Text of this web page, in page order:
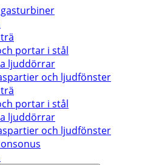
portar i stål
ljuddörrar
och ljudfönster
portar i stål
ljuddörrar
och ljudfönster